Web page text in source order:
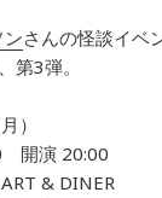
さんの怪談イベ
第3弾。
）
開演 20:00
& DINER